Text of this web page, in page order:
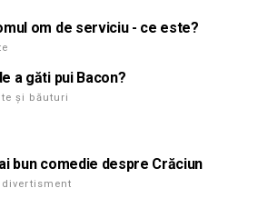
om de serviciu - ce este?
a găti pui Bacon?
și băuturi
bun comedie despre Crăciun